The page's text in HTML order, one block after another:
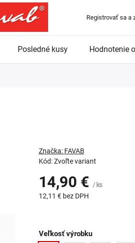
Registrovať sa a
Posledné kusy Hodnotenie
Kód: Zvoľte variant
Značka: FAVAB
14,90 € / ks
12,11 € bez DPH
Veľkosť výrobku